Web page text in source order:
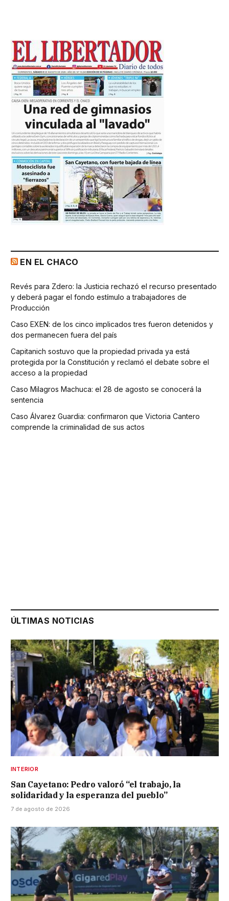
EN EL CHACO
Revés para Zdero: la Justicia rechazó el recurso presentado
y deberá pagar el fondo estímulo a trabajadores de
Producción
Caso EXEN: de los cinco implicados tres fueron detenidos y
dos permanecen fuera del país
Capitanich sostuvo que la propiedad privada ya está
protegida por la Constitución y reclamó el debate sobre el
acceso a la propiedad
Caso Milagros Machuca: el 28 de agosto se conocerá la
sentencia
Caso Álvarez Guardia: confirmaron que Victoria Cantero
comprende la criminalidad de sus actos
ÚLTIMAS NOTICIAS
INTERIOR
San Cayetano: Pedro valoró “el trabajo, la
solidaridad y la esperanza del pueblo”
7 de agosto de 2026